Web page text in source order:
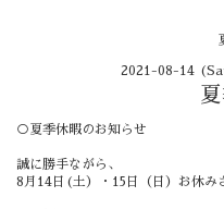
2021-08-14
○夏季休暇のお知らせ
誠に勝手ながら、
8月14日(土）・15日（日）お休み